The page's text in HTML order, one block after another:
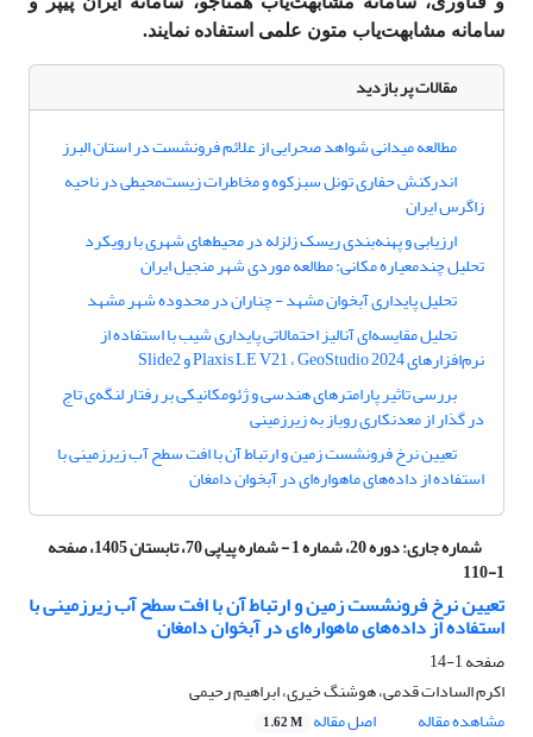
سامانه مشابهت‌یاب متون علمی استفاده نمایند.
مقالات پر بازدید
مطالعه میدانی شواهد صحرایی از علائم فرونشست در استان البرز
اندرکنش حفاری تونل سبزکوه و مخاطرات زیست‌محیطی در ناحیه
زاگرس ایران
ارزیابی و پهنه‌بندی ریسک زلزله در محیط‌های شهری با رویکرد
تحلیل چندمعیاره مکانی: مطالعه موردی شهر منجیل ایران
تحلیل پایداری آبخوان مشهد - چناران در محدوده شهر مشهد
تحلیل مقایسه‌ای آنالیز احتمالاتی پایداری شیب با استفاده از
نرم‌افزارهای Plaxis LE V21 ، GeoStudio 2024 و Slide2
بررسی تاثیر پارامترهای هندسی و ژئومکانیکی بر رفتار لنگه‌ی تاج
در گذار از معدنکاری روباز به زیرزمینی
تعیین نرخ فرونشست زمین و ارتباط آن با افت سطح آب زیرزمینی با
استفاده از داده‌های ماهواره‌ای در آبخوان دامغان
شماره جاری: دوره 20، شماره 1 - شماره پیاپی 70، تابستان 1405، صفحه
1-110
تعیین نرخ فرونشست زمین و ارتباط آن با افت سطح آب زیرزمینی با
استفاده از داده‌های ماهواره‌ای در آبخوان دامغان
صفحه1-14
اکرم السادات قدمی، هوشنگ خیری، ابراهیم رحیمی
مشاهده مقاله
اصل مقاله 1.62 M